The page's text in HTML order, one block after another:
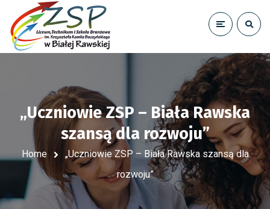
„Uczniowie ZSP – Biała Rawska
szansą dla rozwoju”
Home
„Uczniowie ZSP – Biała Rawska szansą dla
rozwoju”